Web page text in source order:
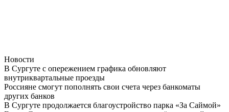
Новости
В Сургуте с опережением графика обновляют
внутриквартальные проезды
Россияне смогут пополнять свои счета через банкоматы
других банков
В Сургуте продолжается благоустройство парка «За Саймой»